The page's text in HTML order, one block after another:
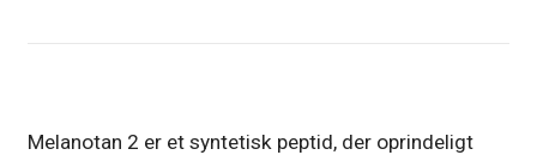
Melanotan 2 er et syntetisk peptid, der oprindeligt